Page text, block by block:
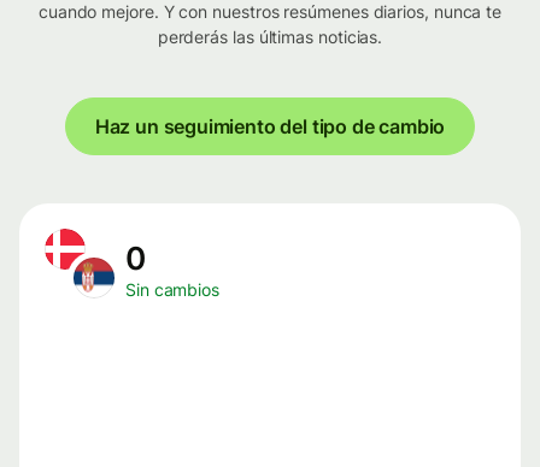
cuando mejore. Y con nuestros resúmenes diarios, nunca te
perderás las últimas noticias.
Haz un seguimiento del tipo de cambio
0
Sin cambios